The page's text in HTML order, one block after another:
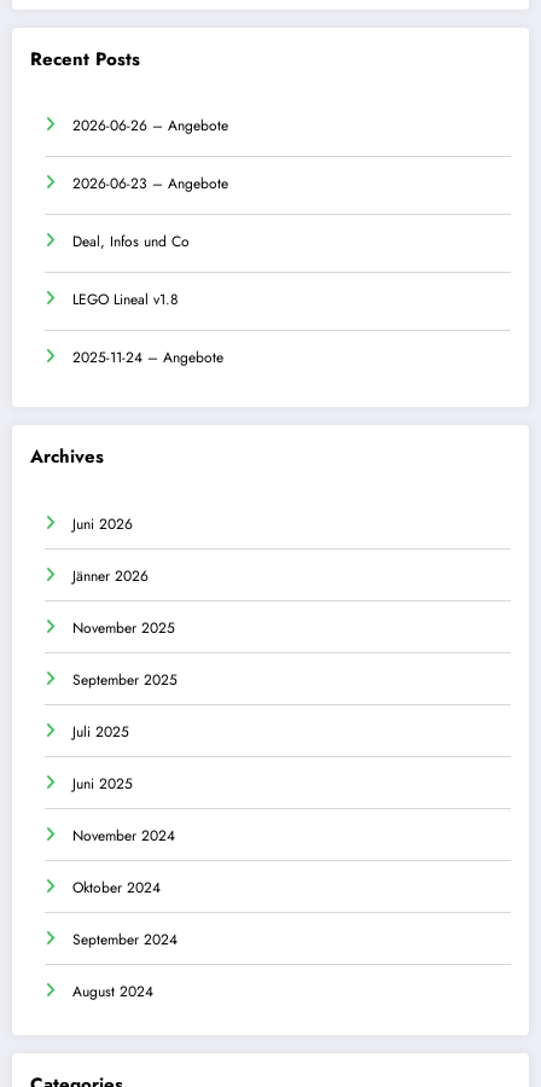
Recent Posts
2026-06-26 – Angebote
2026-06-23 – Angebote
Deal, Infos und Co
LEGO Lineal v1.8
2025-11-24 – Angebote
Archives
Juni 2026
Jänner 2026
November 2025
September 2025
Juli 2025
Juni 2025
November 2024
Oktober 2024
September 2024
August 2024